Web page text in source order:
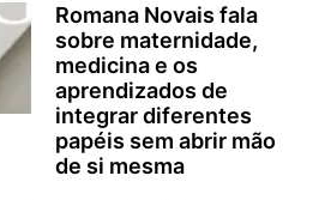
Romana Novais fala
sobre maternidade,
medicina e os
aprendizados de
integrar diferentes
papéis sem abrir mão
de si mesma